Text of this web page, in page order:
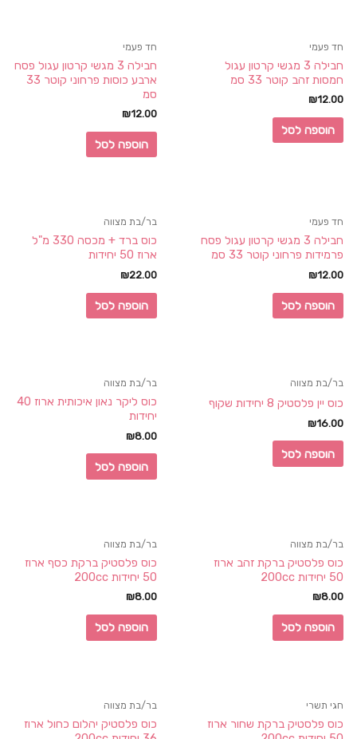
חד פעמי
חבילה 3 מגשי קרטון עגול
חמסות זהב קוטר 33 סמ
₪12.00
הוספה לסל
חד פעמי
חבילה 3 מגשי קרטון עגול פסח
ארבע כוסות פרחוני קוטר 33
סמ
₪12.00
הוספה לסל
חד פעמי
חבילה 3 מגשי קרטון עגול פסח
פרמידות פרחוני קוטר 33 סמ
₪12.00
הוספה לסל
בר/בת מצווה
כוס ברד + מכסה 330 מ"ל
ארוז 50 יחידות
₪22.00
הוספה לסל
בר/בת מצווה
כוס יין פלסטיק 8 יחידות שקוף
₪16.00
הוספה לסל
בר/בת מצווה
כוס ליקר נאון איכותית ארוז 40
יחידות
₪8.00
הוספה לסל
בר/בת מצווה
כוס פלסטיק ברקת זהב ארוז
50 יחידות 200cc
₪8.00
הוספה לסל
בר/בת מצווה
כוס פלסטיק ברקת כסף ארוז
50 יחידות 200cc
₪8.00
הוספה לסל
חגי תשרי
כוס פלסטיק ברקת שחור ארוז
בר/בת מצווה
כוס פלסטיק יהלום כחול ארוז